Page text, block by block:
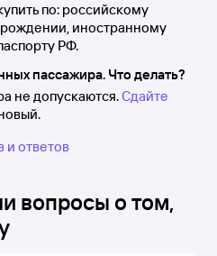
по: российскому
рождении, иностранному
РФ.
пассажира. Что делать?
не допускаются.Сдайте
и ответов
вопросы о том,